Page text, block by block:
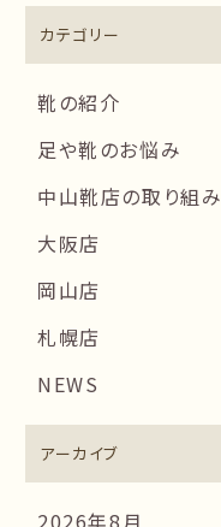
カテゴリー
靴の紹介
足や靴のお悩み
中山靴店の取り組み
大阪店
岡山店
札幌店
NEWS
アーカイブ